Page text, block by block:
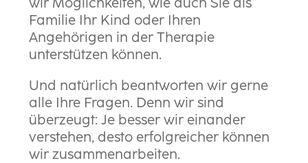
Familie Ihr Kind oder Ihren
Angehörigen in der Therapie
unterstützen können.
Und natürlich beantworten wir gerne
alle Ihre Fragen. Denn wir sind
überzeugt: Je besser wir einander
verstehen, desto erfolgreicher können
wir zusammenarbeiten.